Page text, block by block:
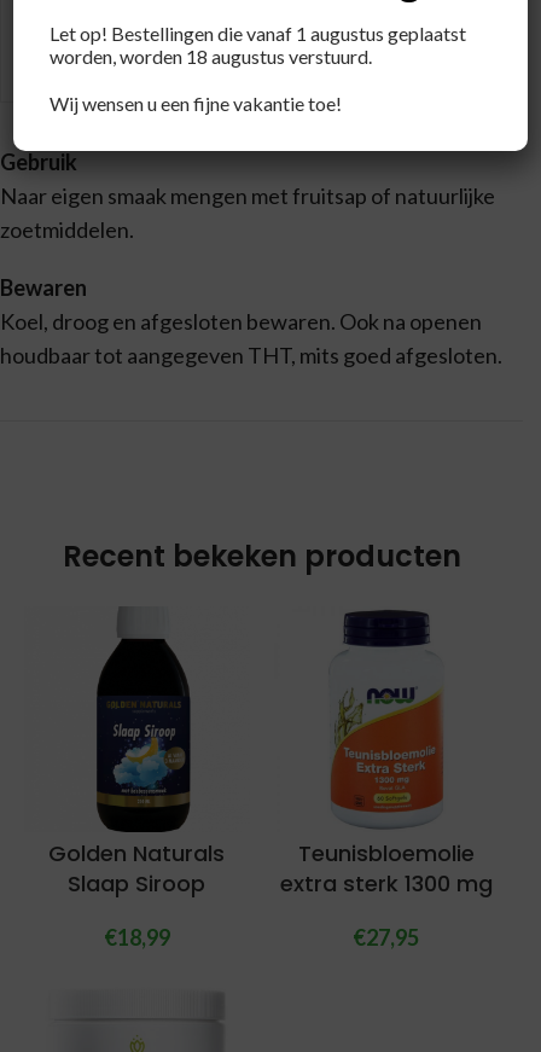
gemiddelde volwassene (8400 kJ/2000
Gebruik
Naar eigen smaak mengen met fruitsap of natuurlijke
zoetmiddelen.
Bewaren
Koel, droog en afgesloten bewaren. Ook na openen
houdbaar tot aangegeven THT, mits goed afgesloten.
Recent bekeken producten
Golden Naturals
Slaap Siroop
€18,99
Teunisbloemolie
extra sterk 1300 mg
€27,95
Let op! Bestellingen die vanaf 1 augustus geplaatst
worden, worden 18 augustus verstuurd.
Wij wensen u een fijne vakantie toe!